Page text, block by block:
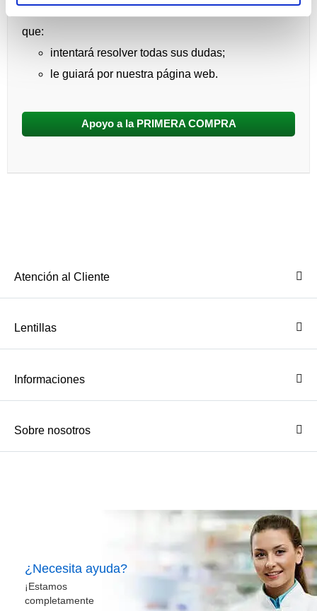
que:
intentará resolver todas sus dudas;
le guiará por nuestra página web.
Apoyo a la PRIMERA COMPRA
Atención al Cliente
Lentillas
Informaciones
Sobre nosotros
¿Necesita ayuda?
¡Estamos
completamente